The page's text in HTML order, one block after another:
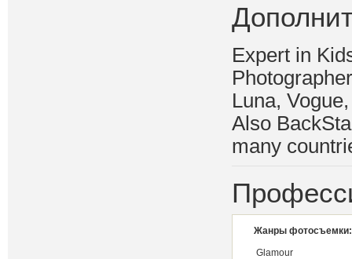
Expert in
Luna,
Also
many
Жанры фотосъемки:
Glamour